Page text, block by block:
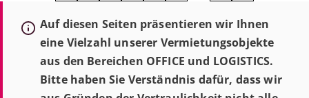
Auf diesen Seiten präsentieren wir Ihnen
eine Vielzahl unserer Vermietungsobjekte
aus den Bereichen OFFICE und LOGISTICS.
Bitte haben Sie Verständnis dafür, dass wir